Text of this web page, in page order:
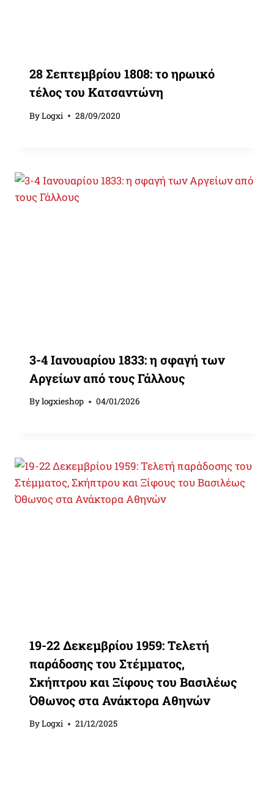
28 Σεπτεμβρίου 1808: το ηρωικό
τέλος του Κατσαντώνη
ByLogxi 28/09/2020
3-4 Ιανουαρίου 1833: η σφαγή των
Αργείων από τους Γάλλους
Bylogxieshop 04/01/2026
19-22 Δεκεμβρίου 1959: Τελετή
παράδοσης του Στέμματος,
Σκήπτρου και Ξίφους του Βασιλέως
Όθωνος στα Ανάκτορα Αθηνών
ByLogxi 21/12/2025